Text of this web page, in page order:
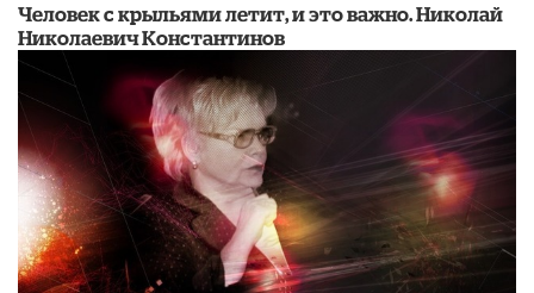
​Человек с крыльями летит, и это важно. Николай
Николаевич Константинов